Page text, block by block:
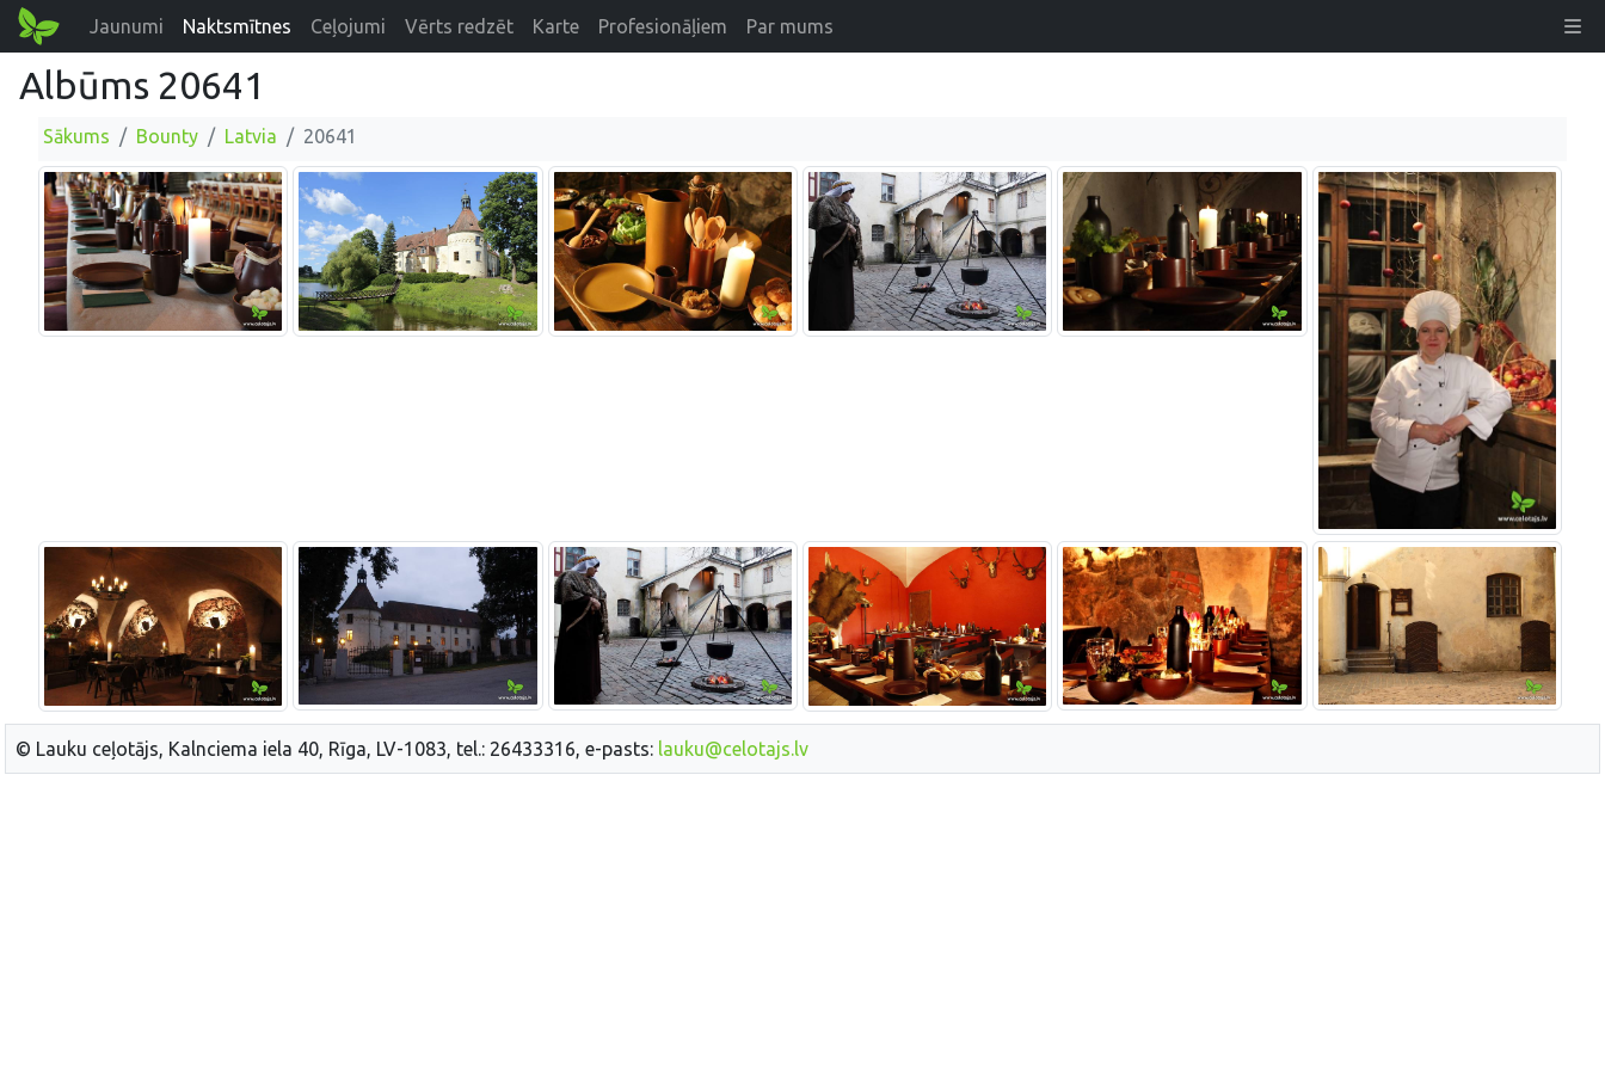
Jaunumi Naktsmītnes Ceļojumi Vērts redzēt Karte Profesionāļiem Par mums
Albūms 20641
Sākums Bounty Latvia 20641
© Lauku ceļotājs, Kalnciema iela 40, Rīga, LV-1083, tel.: 26433316, e-pasts: lauku@celotajs.lv